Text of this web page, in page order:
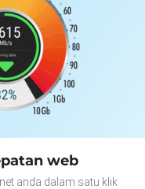
web
anda dalam satu klik